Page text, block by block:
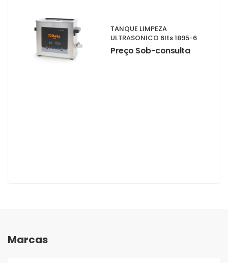
TANQUE LIMPEZA
ULTRASONICO 6lts 1895-6
Preço Sob-consulta
Marcas